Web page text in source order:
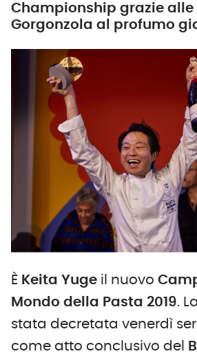
Championship grazie alle
Gorgonzola al profumo
È Keita Yuge il nuovo
Mondo della Pasta 2019.
stata decretata venerdì
come atto conclusivo del